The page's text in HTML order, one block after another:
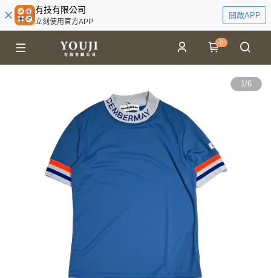
有技有限公司
立刻使用官方APP
開啟APP
0
1/6